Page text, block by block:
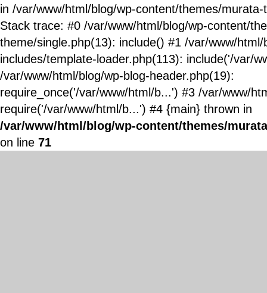
in /var/www/html/blog/wp-content/themes/
Stack trace: #0 /var/www/html/blog/wp-content/
theme/single.php(13): include() #1 /var/www/html/
includes/template-loader.php(113): include('/var/
/var/www/html/blog/wp-blog-header.php(19):
require_once('/var/www/html/b...') #3 /var/www/
require('/var/www/html/b...') #4 {main} thrown in
/var/www/html/blog/wp-content/themes/
on line 71